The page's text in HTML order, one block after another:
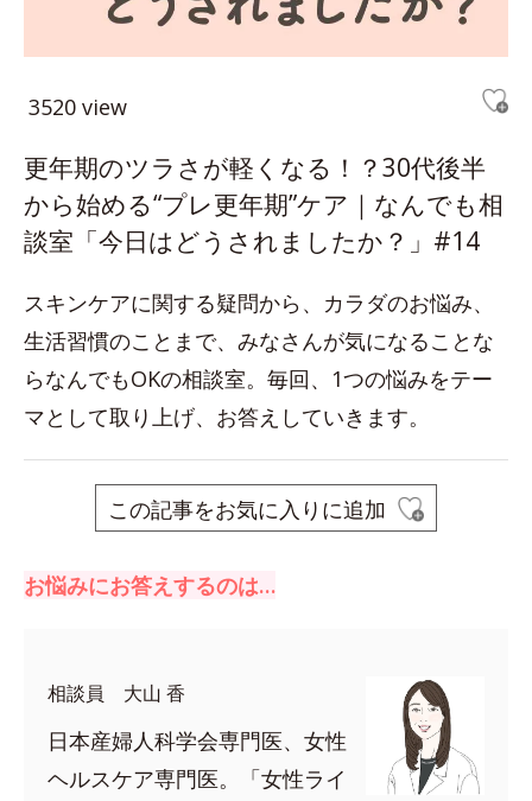
3520 view
更年期のツラさが軽くなる！？30代後半
から始める“プレ更年期”ケア｜なんでも相
談室「今日はどうされましたか？」#14
スキンケアに関する疑問から、カラダのお悩み、
生活習慣のことまで、みなさんが気になることな
らなんでもOKの相談室。毎回、1つの悩みをテー
マとして取り上げ、お答えしていきます。
この記事をお気に入りに追加
お悩みにお答えするのは…
相談員 大山 香
日本産婦人科学会専門医、女性
ヘルスケア専門医。「女性ライ